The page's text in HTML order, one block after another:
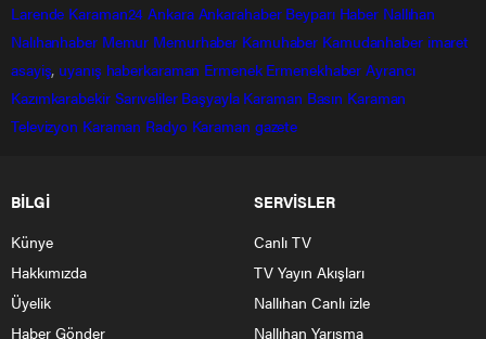
Larende Karaman24 Ankara Ankarahaber Beyparı Haber Nallıhan
Nalıhanhaber Memur Memurhaber Kamuhaber Kamudanhaber imaret
asayiş, uyanış haberkaraman Ermenek Ermenekhaber Ayrancı
Kazımkarabekir Sarıveliler Başyayla Karaman Basın Karaman
Televizyon Karaman Radyo Karaman gazete
BİLGİ
Künye
Hakkımızda
Üyelik
Haber Gönder
SERVİSLER
Canlı TV
TV Yayın Akışları
Nallıhan Canlı izle
Nallıhan Yarışma